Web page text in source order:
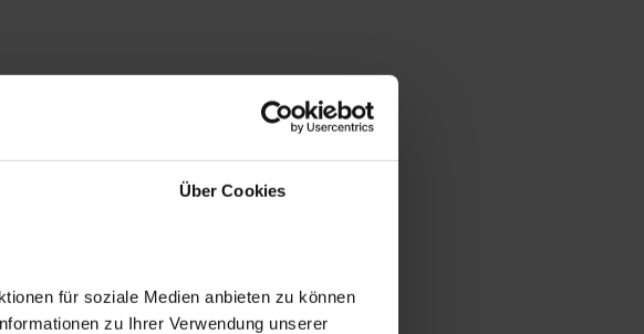
Über Cookies
für soziale Medien anbieten zu können
zu Ihrer Verwendung unserer